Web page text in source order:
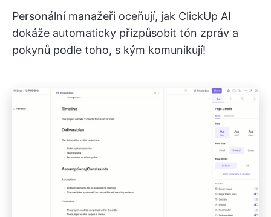
Personální manažeři oceňují, jak ClickUp AI
dokáže automaticky přizpůsobit tón zpráv a
pokynů podle toho, s kým komunikují!